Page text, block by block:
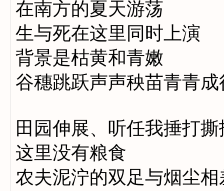
在南方的夏天游荡
生与死在这里同时上演
背景是枯黄和青嫩
谷穗跳跃声声秧苗青青成
田园伸展、听任我捶打撕
这里没有粮食
农夫泥泞的双足与烟尘相